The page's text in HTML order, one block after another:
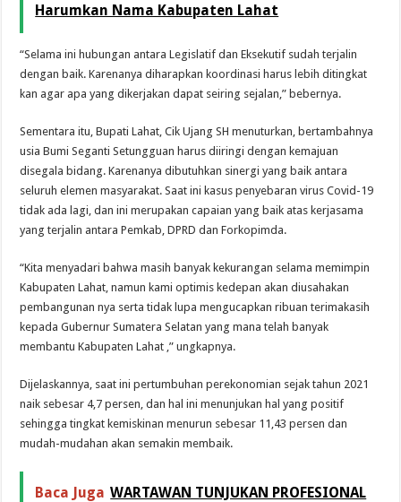
Harumkan Nama Kabupaten Lahat
“Selama ini hubungan antara Legislatif dan Eksekutif sudah terjalin
dengan baik. Karenanya diharapkan koordinasi harus lebih ditingkat
kan agar apa yang dikerjakan dapat seiring sejalan,” bebernya.
Sementara itu, Bupati Lahat, Cik Ujang SH menuturkan, bertambahnya
usia Bumi Seganti Setungguan harus diiringi dengan kemajuan
disegala bidang. Karenanya dibutuhkan sinergi yang baik antara
seluruh elemen masyarakat. Saat ini kasus penyebaran virus Covid-19
tidak ada lagi, dan ini merupakan capaian yang baik atas kerjasama
yang terjalin antara Pemkab, DPRD dan Forkopimda.
“Kita menyadari bahwa masih banyak kekurangan selama memimpin
Kabupaten Lahat, namun kami optimis kedepan akan diusahakan
pembangunan nya serta tidak lupa mengucapkan ribuan terimakasih
kepada Gubernur Sumatera Selatan yang mana telah banyak
membantu Kabupaten Lahat ,” ungkapnya.
Dijelaskannya, saat ini pertumbuhan perekonomian sejak tahun 2021
naik sebesar 4,7 persen, dan hal ini menunjukan hal yang positif
sehingga tingkat kemiskinan menurun sebesar 11,43 persen dan
mudah-mudahan akan semakin membaik.
Baca Juga WARTAWAN TUNJUKAN PROFESIONAL